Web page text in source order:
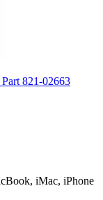
821-02663
iMac, iPhone